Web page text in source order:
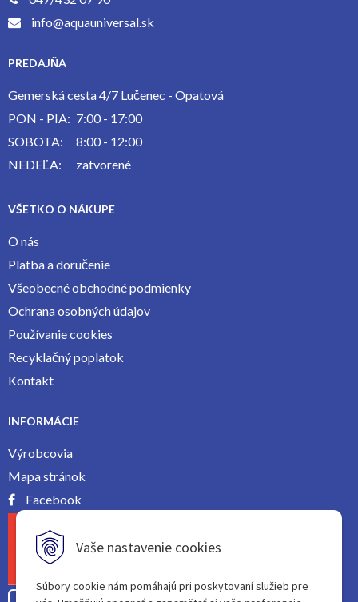
Vaše nastavenie cookies
Súbory cookie nám pomáhajú pri poskytovaní služieb pre
info@aquauniversal.sk
PREDAJŇA
Gemerská cesta 4/7 Lučenec - Opatová
PON - PIA: 7:00 - 17:00
SOBOTA:
8:00 - 12:00
NEDEĽA:
zatvorené
VŠETKO O NÁKUPE
O nás
Platba a doručenie
Všeobecné obchodné podmienky
Ochrana osobných údajov
Používanie cookies
Recyklačný poplatok
Kontakt
INFORMÁCIE
Výrobcovia
Mapa stránok
Facebook